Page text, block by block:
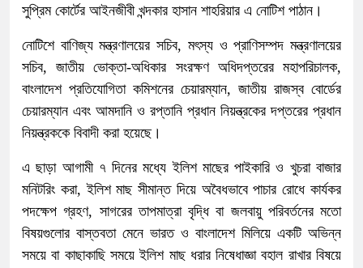
সুপ্রিম কোর্টের আইনজীবী খন্দকার হাসান শাহরিয়ার এ নোটিশ পাঠান।
নোটিশে বাণিজ্য মন্ত্রণালয়ের সচিব, মৎস্য ও প্রাণিসম্পদ মন্ত্রণালয়ের
সচিব, জাতীয় ভোক্তা-অধিকার সংরক্ষণ অধিদপ্তরের মহাপরিচালক,
বাংলাদেশ প্রতিযোগিতা কমিশনের চেয়ারম্যান, জাতীয় রাজস্ব বোর্ডের
চেয়ারম্যান এবং আমদানি ও রপ্তানি প্রধান নিয়ন্ত্রকের দপ্তরের প্রধান
নিয়ন্ত্রককে বিবাদী করা হয়েছে।
এ ছাড়া আগামী ৭ দিনের মধ্যে ইলিশ মাছের পাইকারি ও খুচরা বাজার
মনিটরিং করা, ইলিশ মাছ সীমান্ত দিয়ে অবৈধভাবে পাচার রোধে কার্যকর
পদক্ষেপ গ্রহণ, সাগরের তাপমাত্রা বৃদ্ধি বা জলবায়ু পরিবর্তনের মতো
বিষয়গুলোর বাস্তবতা মেনে ভারত ও বাংলাদেশ মিলিয়ে একটি অভিন্ন
সময়ে বা কাছাকাছি সময়ে ইলিশ মাছ ধরার নিষেধাজ্ঞা বহাল রাখার বিষয়ে